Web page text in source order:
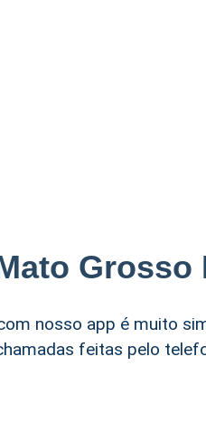
Grosso
nosso app é muito
feitas pelo